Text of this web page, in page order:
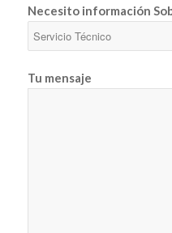
Necesito información
Tu mensaje